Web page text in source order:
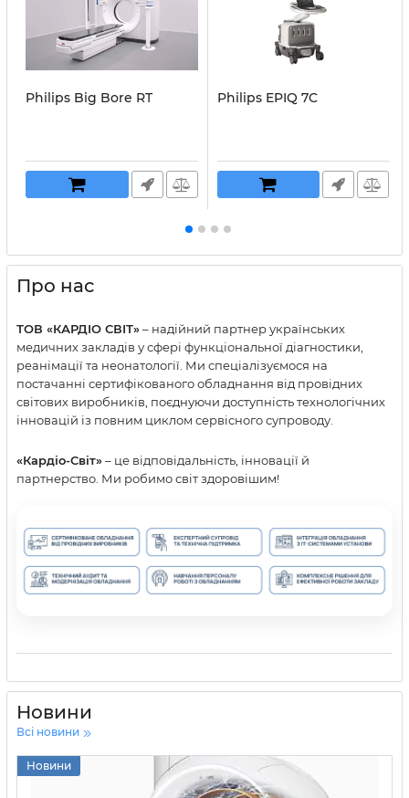
Philips Big Bore RT Philips EPIQ 7C
Про нас
ТОВ «КАРДІО СВІТ»– надійний партнер українських
медичних закладів у сфері функціональної діагностики,
реанімації та неонатології. Ми спеціалізуємося на
постачанні сертифікованого обладнання від провідних
світових виробників, поєднуючи доступність технологічних
інновацій із повним циклом сервісного супроводу.
«Кардіо-Світ»– це відповідальність, інновації й
партнерство. Ми робимо світ здоровішим!
Новини
Всі новини
Новини